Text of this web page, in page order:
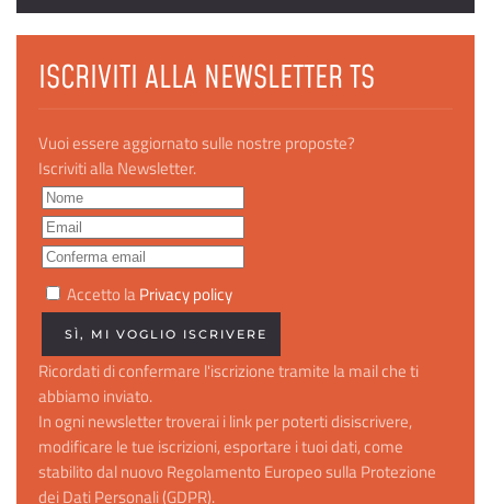
ISCRIVITI ALLA NEWSLETTER TS
Vuoi essere aggiornato sulle nostre proposte?
Iscriviti alla Newsletter.
Accetto laPrivacy policy
Ricordati di confermare l'iscrizione tramite la mail che ti
abbiamo inviato.
In ogni newsletter troverai i link per poterti disiscrivere,
modificare le tue iscrizioni, esportare i tuoi dati, come
stabilito dal nuovo Regolamento Europeo sulla Protezione
dei Dati Personali (GDPR).